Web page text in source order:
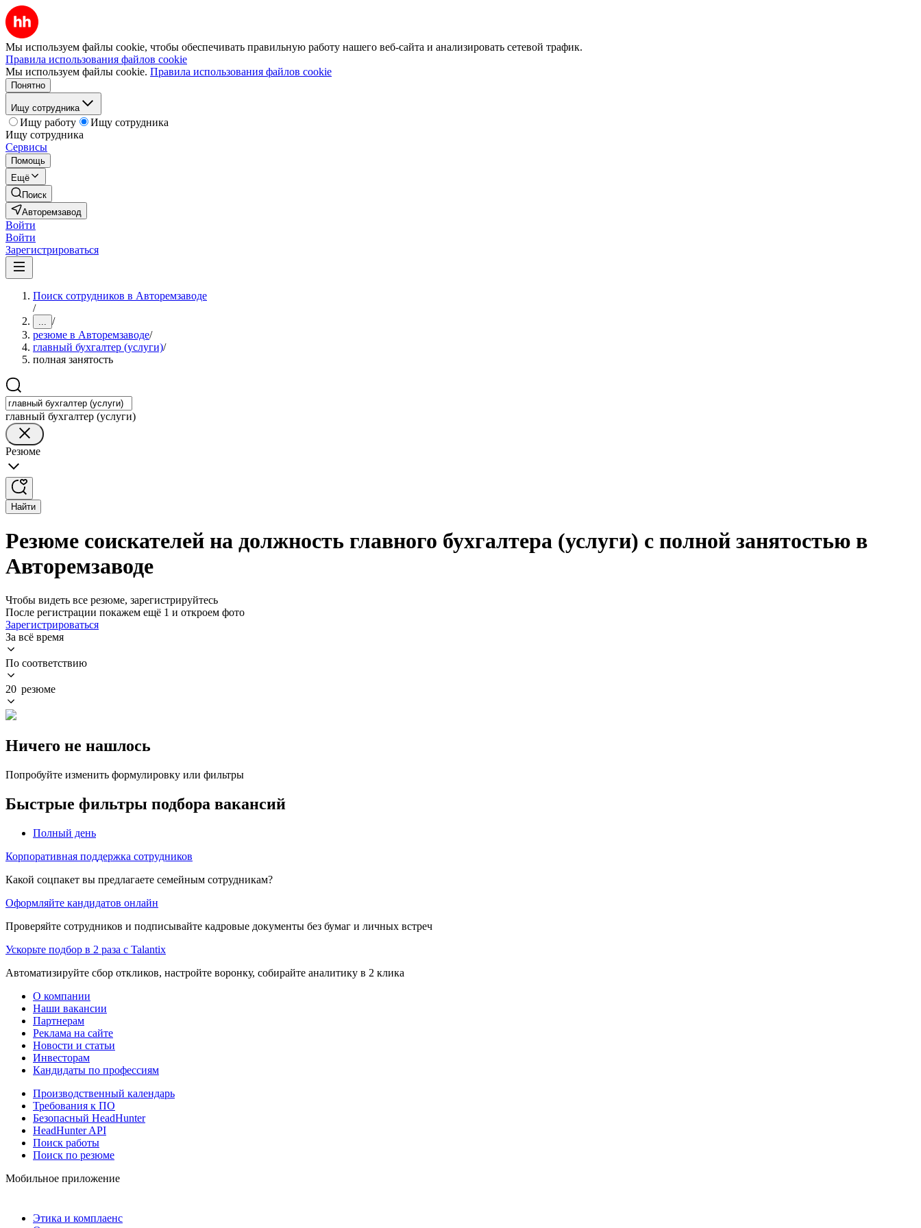
Мы используем файлы cookie, чтобы обеспечивать правильную работу нашего веб-сайта и анализировать сетевой трафик.
Правила использования файлов cookie
Мы используем файлы cookie. Правила использования файлов cookie
Понятно
Ищу сотрудника
Ищу работу
Ищу сотрудника
Ищу сотрудника
Сервисы
Помощь
Ещё
Поиск
Авторемзавод
Войти
Войти
Зарегистрироваться
Поиск сотрудников в Авторемзаводе
/
... /
резюме в Авторемзаводе/
главный бухгалтер (услуги)/
полная занятость
главный бухгалтер (услуги)
Резюме
Найти
Резюме соискателей на должность главного бухгалтера (услуги) с полной занятостью в
Авторемзаводе
Чтобы видеть все резюме, зарегистрируйтесь
После регистрации покажем ещё 1 и откроем фото
Зарегистрироваться
За всё время
По соответствию
20 резюме
Ничего не нашлось
Попробуйте изменить формулировку или фильтры
Быстрые фильтры подбора вакансий
Полный день
Корпоративная поддержка сотрудников
Какой соцпакет вы предлагаете семейным сотрудникам?
Оформляйте кандидатов онлайн
Проверяйте сотрудников и подписывайте кадровые документы без бумаг и личных встреч
Ускорьте подбор в 2 раза с Talantix
Автоматизируйте сбор откликов, настройте воронку, собирайте аналитику в 2 клика
О компании
Наши вакансии
Партнерам
Реклама на сайте
Новости и статьи
Инвесторам
Кандидаты по профессиям
Производственный календарь
Требования к ПО
Безопасный HeadHunter
HeadHunter API
Поиск работы
Поиск по резюме
Мобильное приложение
Этика и комплаенс